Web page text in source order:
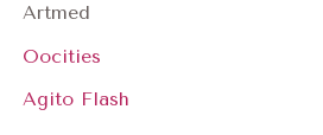
Artmed
Oocities
Agito Flash